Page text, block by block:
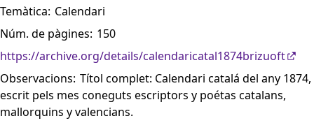
Temàtica: Calendari
Núm. de pàgines: 150
https://archive.org/details/calendaricatal1874brizuoft
Observacions: Títol complet: Calendari catalá del any 1874,
escrit pels mes coneguts escriptors y poétas catalans,
mallorquins y valencians.